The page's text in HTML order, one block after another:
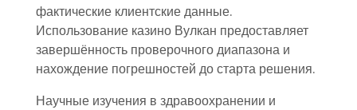
фактические клиентские данные.
Использование казино Вулкан предоставляет
завершённость проверочного диапазона и
нахождение погрешностей до старта решения.
Научные изучения в здравоохранении и